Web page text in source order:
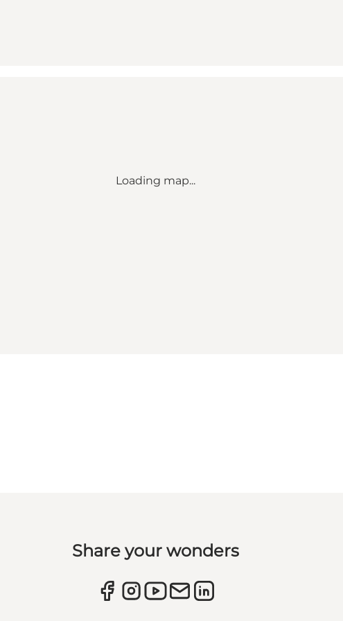
Loading map...
Share your wonders